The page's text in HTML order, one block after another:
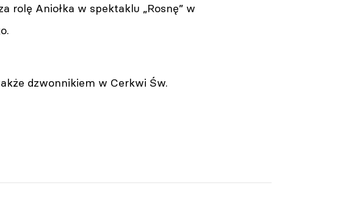
rolę Aniołka w spektaklu „Rosnę” w
dzwonnikiem w Cerkwi Św.